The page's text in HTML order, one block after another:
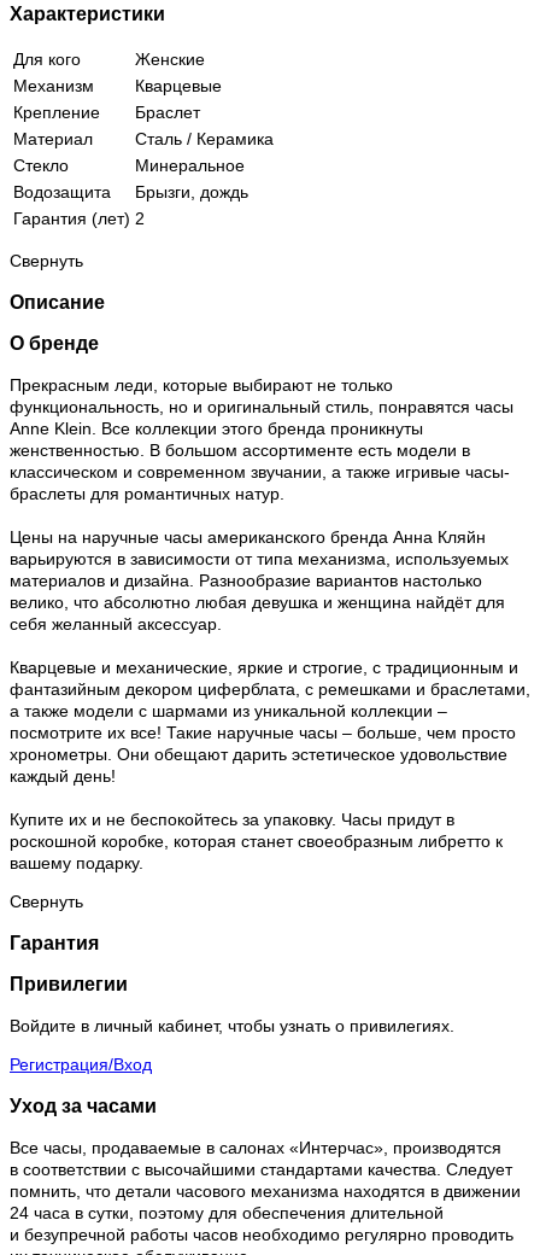
Характеристики
Для кого
Женские
Механизм
Кварцевые
Крепление
Браслет
Материал
Сталь / Керамика
Стекло
Минеральное
Водозащита
Брызги, дождь
Гарантия (лет) 2
Свернуть
Описание
О бренде
Прекрасным леди, которые выбирают не только
функциональность, но и оригинальный стиль, понравятся часы
Anne Klein. Все коллекции этого бренда проникнуты
женственностью. В большом ассортименте есть модели в
классическом и современном звучании, а также игривые часы-
браслеты для романтичных натур.
Цены на наручные часы американского бренда Анна Кляйн
варьируются в зависимости от типа механизма, используемых
материалов и дизайна. Разнообразие вариантов настолько
велико, что абсолютно любая девушка и женщина найдёт для
себя желанный аксессуар.
Кварцевые и механические, яркие и строгие, с традиционным и
фантазийным декором циферблата, с ремешками и браслетами,
а также модели с шармами из уникальной коллекции –
посмотрите их все! Такие наручные часы – больше, чем просто
хронометры. Они обещают дарить эстетическое удовольствие
каждый день!
Купите их и не беспокойтесь за упаковку. Часы придут в
роскошной коробке, которая станет своеобразным либретто к
вашему подарку.
Свернуть
Гарантия
Привилегии
Войдите в личный кабинет, чтобы узнать о привилегиях.
Регистрация/Вход
Уход за часами
Все часы, продаваемые в салонах «Интерчас», производятся
в соответствии с высочайшими стандартами качества. Следует
помнить, что детали часового механизма находятся в движении
24 часа в сутки, поэтому для обеспечения длительной
и безупречной работы часов необходимо регулярно проводить